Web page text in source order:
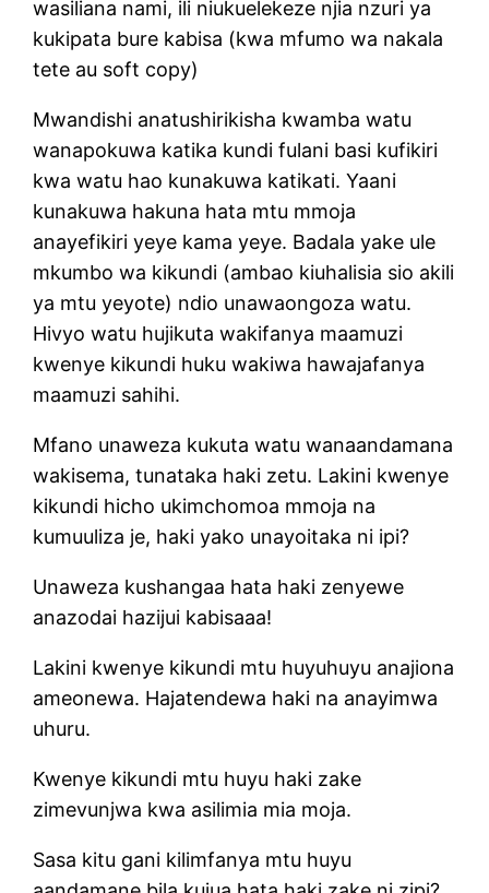
wasiliana nami, ili niukuelekeze njia nzuri ya
kukipata bure kabisa (kwa mfumo wa nakala
tete au soft copy)
Mwandishi anatushirikisha kwamba watu
wanapokuwa katika kundi fulani basi kufikiri
kwa watu hao kunakuwa katikati. Yaani
kunakuwa hakuna hata mtu mmoja
anayefikiri yeye kama yeye. Badala yake ule
mkumbo wa kikundi (ambao kiuhalisia sio akili
ya mtu yeyote) ndio unawaongoza watu.
Hivyo watu hujikuta wakifanya maamuzi
kwenye kikundi huku wakiwa hawajafanya
maamuzi sahihi.
Mfano unaweza kukuta watu wanaandamana
wakisema, tunataka haki zetu. Lakini kwenye
kikundi hicho ukimchomoa mmoja na
kumuuliza je, haki yako unayoitaka ni ipi?
Unaweza kushangaa hata haki zenyewe
anazodai hazijui kabisaaa!
Lakini kwenye kikundi mtu huyuhuyu anajiona
ameonewa. Hajatendewa haki na anayimwa
uhuru.
Kwenye kikundi mtu huyu haki zake
zimevunjwa kwa asilimia mia moja.
Sasa kitu gani kilimfanya mtu huyu